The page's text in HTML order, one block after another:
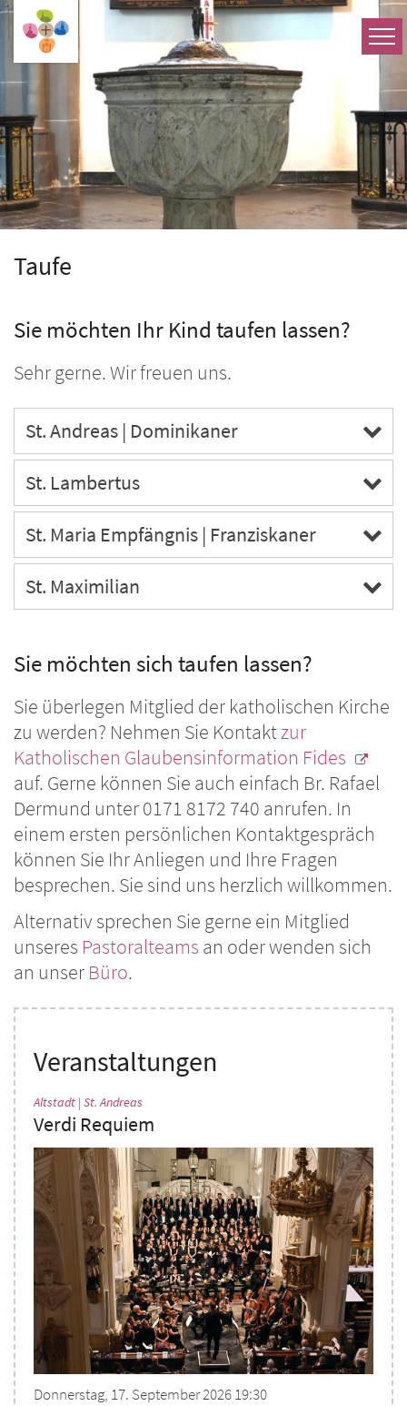
Zum Inhalt springen
Taufe
Sie möchten Ihr Kind taufen lassen?
Sehr gerne. Wir freuen uns.
St. Andreas | Dominikaner
St. Lambertus
St. Maria Empfängnis | Franziskaner
St. Maximilian
Sie möchten sich taufen lassen?
Sie überlegen Mitglied der katholischen Kirche
zu werden? Nehmen Sie Kontaktzur
Katholischen Glaubensinformation Fides
auf. Gerne können Sie auch einfach Br. Rafael
Dermund unter 0171 8172 740 anrufen. In
einem ersten persönlichen Kontaktgespräch
können Sie Ihr Anliegen und Ihre Fragen
besprechen. Sie sind uns herzlich willkommen.
Alternativ sprechen Sie gerne ein Mitglied
unseres Pastoralteams an oder wenden sich
an unser Büro.
Veranstaltungen
Altstadt | St. Andreas
Verdi Requiem
Donnerstag, 17. September 2026 19:30